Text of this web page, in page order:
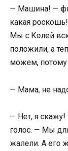
— Машина! —
какая
Мы с Колей
положили, а
можем, потому
— Мама, не
— Нет, я
голос. — Мы
жалели. А его